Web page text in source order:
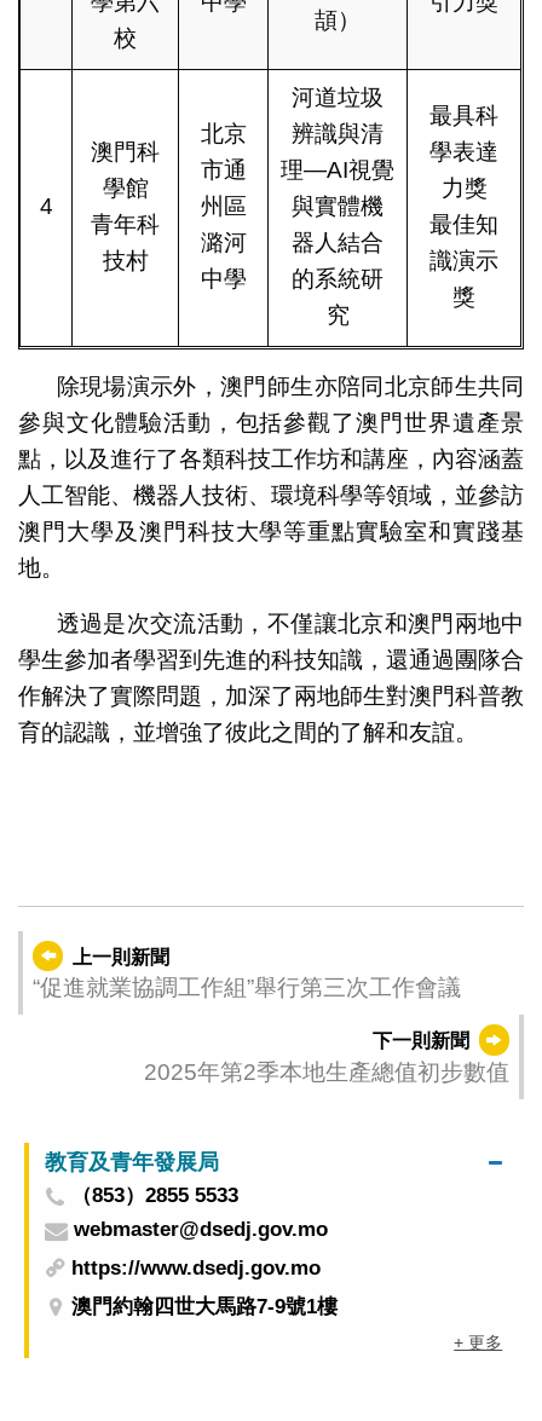
校
頡）
4
澳門科
學館
青年科
技村
北京
市通
州區
潞河
中學
河道垃圾
辨識與清
理—AI視覺
與實體機
器人結合
的系統研
究
最具科
學表達
力獎
最佳知
識演示
獎
除現場演示外，澳門師生亦陪同北京師生共同
參與文化體驗活動，包括參觀了澳門世界遺產景
點，以及進行了各類科技工作坊和講座，內容涵蓋
人工智能、機器人技術、環境科學等領域，並參訪
澳門大學及澳門科技大學等重點實驗室和實踐基
地。
透過是次交流活動，不僅讓北京和澳門兩地中
學生參加者學習到先進的科技知識，還通過團隊合
作解決了實際問題，加深了兩地師生對澳門科普教
育的認識，並增強了彼此之間的了解和友誼。
上一則新聞
“促進就業協調工作組”舉行第三次工作會議
下一則新聞
2025年第2季本地生產總值初步數值
教育及青年發展局
（853）2855 5533
webmaster@dsedj.gov.mo
https://www.dsedj.gov.mo
澳門約翰四世大馬路7-9號1樓
+ 更多